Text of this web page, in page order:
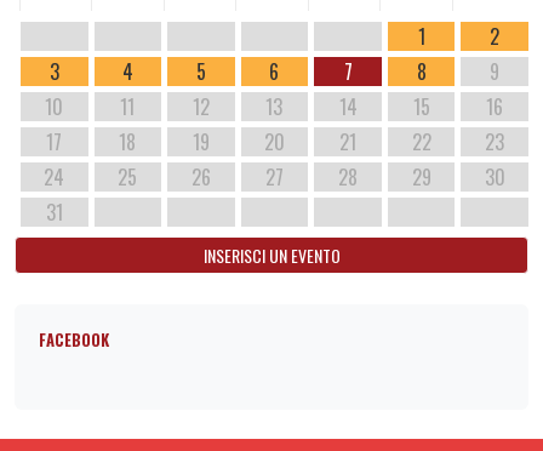
1
2
3
4 5 6 7 8
9
10
11 12 13 14 15
16
17
18 19 20 21 22
23
24
25 26 27 28 29
30
31
INSERISCI UN EVENTO
FACEBOOK